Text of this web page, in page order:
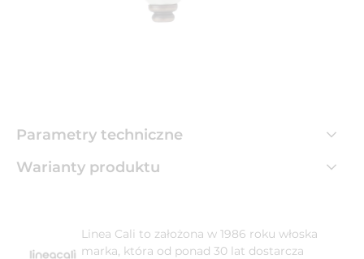
Parametry techniczne
Warianty produktu
Linea Cali to założona w 1986 roku włoska
marka, która od ponad 30 lat dostarcza